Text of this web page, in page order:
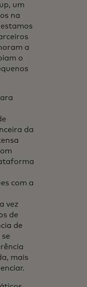
um
na
a
o
da
com a
vez
de
de
mais